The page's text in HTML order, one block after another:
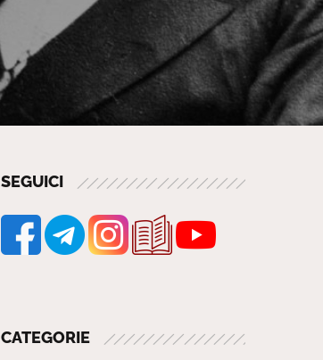
SEGUICI
CATEGORIE